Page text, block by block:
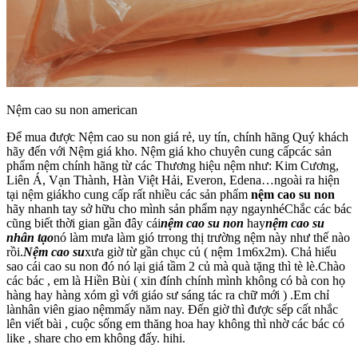
Nệm cao su non american
Để mua được Nệm cao su non giá rẻ, uy tín, chính hãng Quý khách
hãy đến với Nệm giá kho. Nệm giá kho chuyên cung cấpcác sản
phẩm nệm chính hãng từ các Thương hiệu nệm như: Kim Cương,
Liên Á, Vạn Thành, Hàn Việt Hải, Everon, Edena…ngoài ra hiện
tại nệm giákho cung cấp rất nhiều các sản phẩm nệm cao su non
hãy nhanh tay sở hữu cho mình sản phẩm nạy ngaynhéChắc các bác
cũng biết thời gian gần đây cáinệm cao su non haynệm cao su
nhân tạonó làm mưa làm gió trrong thị trường nệm này như thế nào
rồi.Nệm cao suxưa giờ từ gần chục củ ( nệm 1m6x2m). Chả hiểu
sao cái cao su non đó nó lại giá tầm 2 củ mà quà tặng thì tè lè.Chào
các bác , em là Hiền Bùi ( xin đính chính mình không có bà con họ
hàng hay hàng xóm gì với giáo sư sáng tác ra chữ mới ) .Em chỉ
lànhân viên giao nệmmấy năm nay. Đến giờ thì được sếp cất nhắc
lên viết bài , cuộc sống em thăng hoa hay không thì nhờ các bác có
like , share cho em không đấy. hihi.